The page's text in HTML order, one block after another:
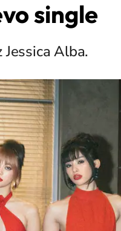
single
Alba.